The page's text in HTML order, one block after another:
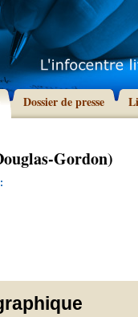
Dossier de presse
Gordon)